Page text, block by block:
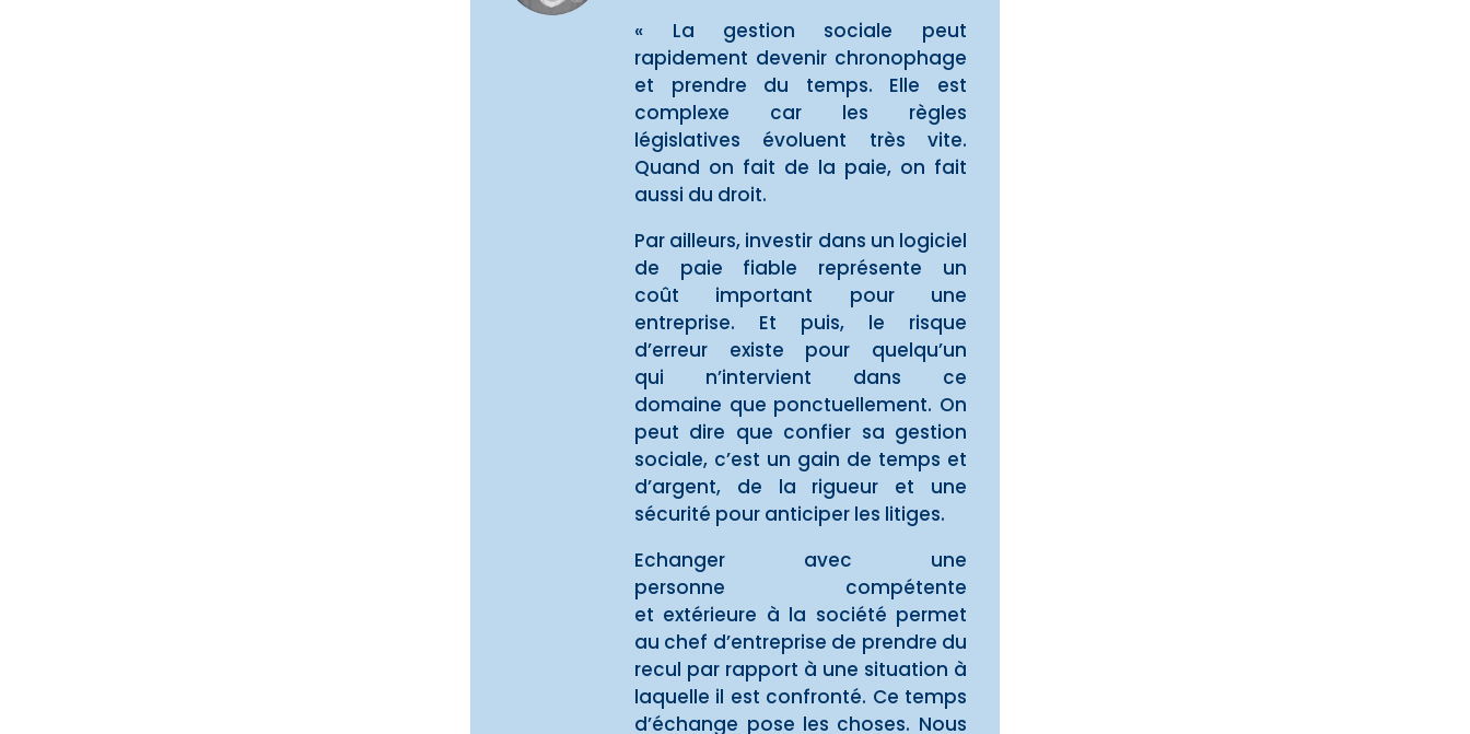
« La gestion sociale peut
rapidement devenir chronophage
et prendre du temps. Elle est
complexe car les règles
législatives évoluent très vite.
Quand on fait de la paie, on fait
aussi du droit.
Par ailleurs, investir dans un logiciel
de paie fiable représente un
coût important pour une
entreprise. Et puis, le risque
d’erreur existe pour quelqu’un
qui n’intervient dans ce
domaine que ponctuellement. On
peut dire que confier sa gestion
sociale, c’est un gain de temps et
d’argent, de la rigueur et une
sécurité pour anticiper les litiges.
Echanger avec une
personne compétente
et extérieure à la société permet
au chef d’entreprise de prendre du
recul par rapport à une situation à
laquelle il est confronté. Ce temps
d’échange pose les choses. Nous